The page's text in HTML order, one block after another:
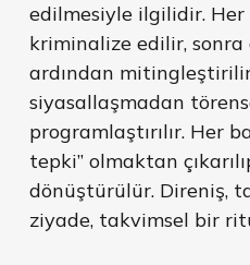
edilmesiyle ilgilidir.
kriminalize edilir,
ardından
siyasallaşmadan
programlaştırılır. Her
tepki” olmaktan
dönüştürülür. Direniş,
ziyade, takvimsel bir